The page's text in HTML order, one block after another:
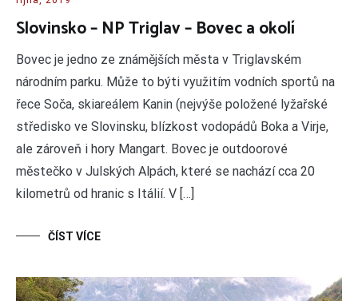
Slovinsko – NP Triglav – Bovec a okolí
Bovec je jedno ze známějších města v Triglavském
národním parku. Může to býti využitím vodních sportů na
řece Soča, skiareálem Kanin (nejvýše položené lyžařské
středisko ve Slovinsku, blízkost vodopádů Boka a Virje,
ale zároveň i hory Mangart. Bovec je outdoorové
městečko v Julských Alpách, které se nachází cca 20
kilometrů od hranic s Itálií. V […]
ČÍST VÍCE